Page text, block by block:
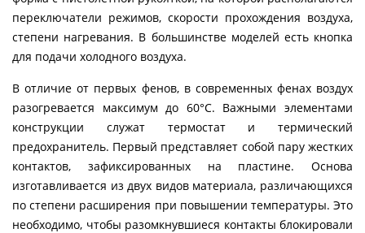
переключатели режимов, скорости прохождения воздуха,
степени нагревания. В большинстве моделей есть кнопка
для подачи холодного воздуха.
В отличие от первых фенов, в современных фенах воздух
разогревается максимум до 60°С. Важными элементами
конструкции служат термостат и термический
предохранитель. Первый представляет собой пару жестких
контактов, зафиксированных на пластине. Основа
изготавливается из двух видов материала, различающихся
по степени расширения при повышении температуры. Это
необходимо, чтобы разомкнувшиеся контакты блокировали